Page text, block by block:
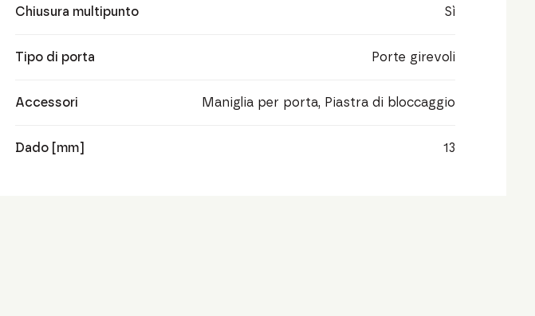
Chiusura multipunto Sì
Tipo di porta Porte girevoli
Accessori Maniglia per porta, Piastra di bloccaggio
Dado [mm] 13